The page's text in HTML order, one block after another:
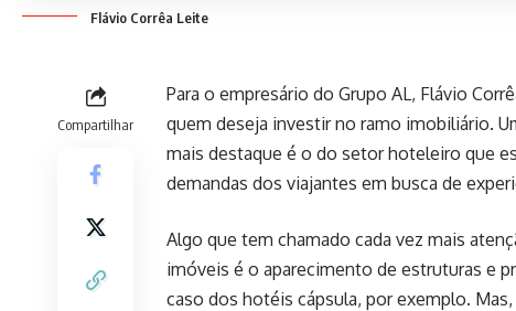
Flávio Corrêa Leite
Compartilhar
Para o empresário do Grupo AL, Flávio
quem deseja investir no ramo imobiliário.
mais destaque é o do setor hoteleiro que
demandas dos viajantes em busca de
Algo que tem chamado cada vez mais
imóveis é o aparecimento de estruturas e
caso dos hotéis cápsula, por exemplo.